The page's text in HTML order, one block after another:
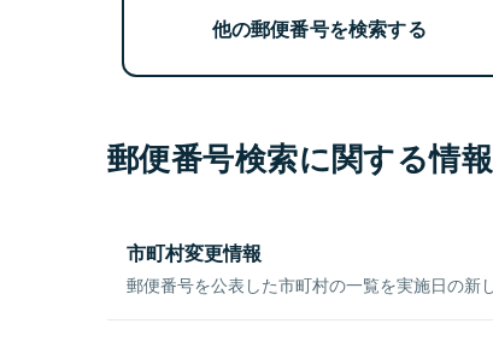
他の郵便番号を検索する
郵便番号検索に関する情報
市町村変更情報
郵便番号を公表した市町村の一覧を実施日の新